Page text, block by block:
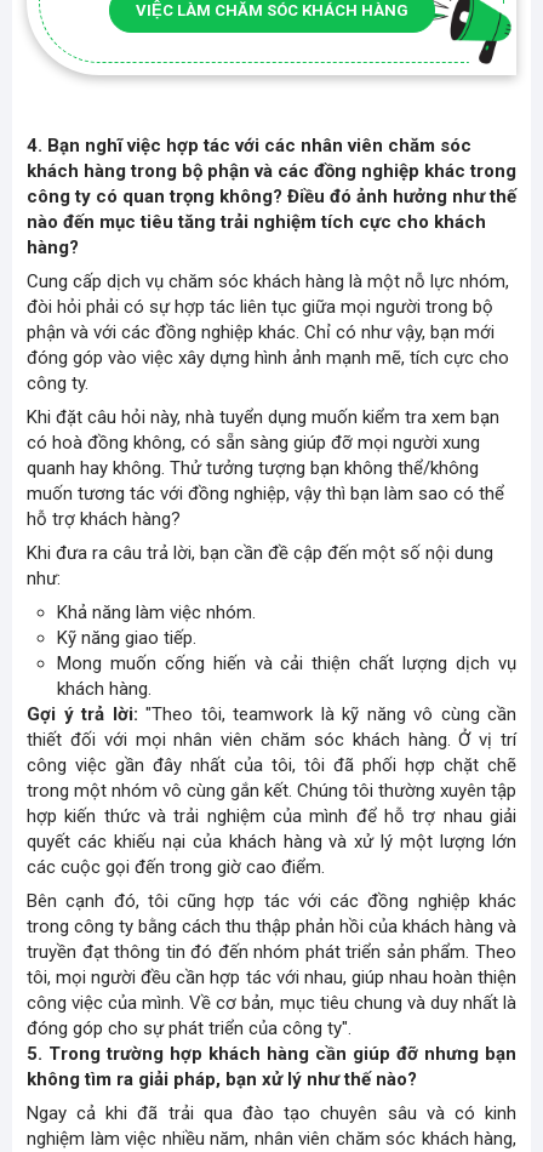
VIỆC LÀM CHĂM SÓC KHÁCH HÀNG
4. Bạn nghĩ việc hợp tác với các nhân viên chăm sóc
khách hàng trong bộ phận và các đồng nghiệp khác trong
công ty có quan trọng không? Điều đó ảnh hưởng như thế
nào đến mục tiêu tăng trải nghiệm tích cực cho khách
hàng?
Cung cấp dịch vụ chăm sóc khách hàng là một nỗ lực nhóm,
đòi hỏi phải có sự hợp tác liên tục giữa mọi người trong bộ
phận và với các đồng nghiệp khác. Chỉ có như vậy, bạn mới
đóng góp vào việc xây dựng hình ảnh mạnh mẽ, tích cực cho
công ty.
Khi đặt câu hỏi này, nhà tuyển dụng muốn kiểm tra xem bạn
có hoà đồng không, có sẵn sàng giúp đỡ mọi người xung
quanh hay không. Thử tưởng tượng bạn không thể/không
muốn tương tác với đồng nghiệp, vậy thì bạn làm sao có thể
hỗ trợ khách hàng?
Khi đưa ra câu trả lời, bạn cần đề cập đến một số nội dung
như:
Khả năng làm việc nhóm.
Kỹ năng giao tiếp.
Mong muốn cống hiến và cải thiện chất lượng dịch vụ
khách hàng.
Gợi ý trả lời: "Theo tôi, teamwork là kỹ năng vô cùng cần
thiết đối với mọi nhân viên chăm sóc khách hàng. Ở vị trí
công việc gần đây nhất của tôi, tôi đã phối hợp chặt chẽ
trong một nhóm vô cùng gắn kết. Chúng tôi thường xuyên tập
hợp kiến thức và trải nghiệm của mình để hỗ trợ nhau giải
quyết các khiếu nại của khách hàng và xử lý một lượng lớn
các cuộc gọi đến trong giờ cao điểm.
Bên cạnh đó, tôi cũng hợp tác với các đồng nghiệp khác
trong công ty bằng cách thu thập phản hồi của khách hàng và
truyền đạt thông tin đó đến nhóm phát triển sản phẩm. Theo
tôi, mọi người đều cần hợp tác với nhau, giúp nhau hoàn thiện
công việc của mình. Về cơ bản, mục tiêu chung và duy nhất là
đóng góp cho sự phát triển của công ty".
5. Trong trường hợp khách hàng cần giúp đỡ nhưng bạn
không tìm ra giải pháp, bạn xử lý như thế nào?
Ngay cả khi đã trải qua đào tạo chuyên sâu và có kinh
nghiệm làm việc nhiều năm, nhân viên chăm sóc khách hàng,